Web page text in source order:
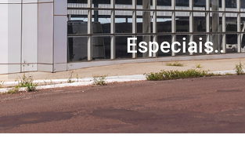
Especiais..